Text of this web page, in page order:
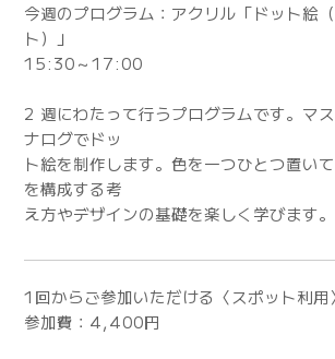
今週のプログラム：アクリル「ドット絵
ト）」
15:30～17:00
2 週にわたって行うプログラムです。マ
ナログでドッ
ト絵を制作します。色を一つひとつ置い
を構成する考
え方やデザインの基礎を楽しく学びます。
1回からご参加いただける〈スポット利用
参加費：4,400円